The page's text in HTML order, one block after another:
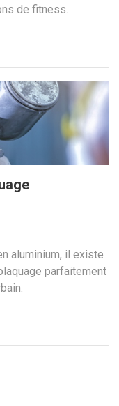
de fitness.
aluminium, il existe
parfaitement